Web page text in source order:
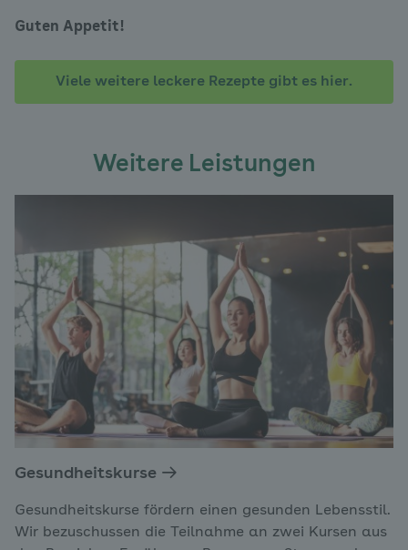
Guten Appetit!
Viele weitere leckere Rezepte gibt es hier.
Weitere Leistungen
Gesundheitskurse
Gesundheitskurse fördern einen gesunden Lebensstil.
Wir bezuschussen die Teilnahme an zwei Kursen aus